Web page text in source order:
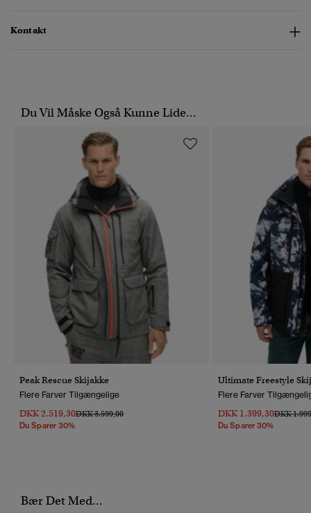
Kontakt
Du Vil Måske Også Kunne Lide...
Peak Rescue Skijakke
Flere Farver Tilgængelige
DKK 2.519,30Pris Nedsat Fra
DKK 3.599,00Til
Du Sparer 30%
Ultimate Freestyle
Flere Farver
DKK 1.399,30Pris
DKK
Du Sparer 30%
Bær Det Med...